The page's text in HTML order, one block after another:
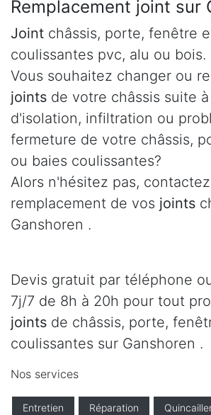
Remplacement joint sur
Joint châssis, porte, fenêtre
coulissantes pvc, alu ou bois.
Vous souhaitez changer ou
joints de votre châssis suite
d'isolation, infiltration ou
fermeture de votre châssis,
ou baies coulissantes?
Alors n'hésitez pas,
remplacement de vos joints
Ganshoren .
Devis gratuit par téléphone
7j/7 de 8h à 20h pour tout
joints de châssis, porte,
coulissantes sur Ganshoren .
Nos services
Entretien Réparation